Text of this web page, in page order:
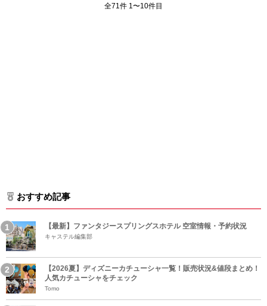
全71件 1〜10件目
おすすめ記事
【最新】ファンタジースプリングスホテル 空室情報・予約状況
キャステル編集部
【2026夏】ディズニーカチューシャ一覧！販売状況&値段まとめ！
人気カチューシャをチェック
Tomo